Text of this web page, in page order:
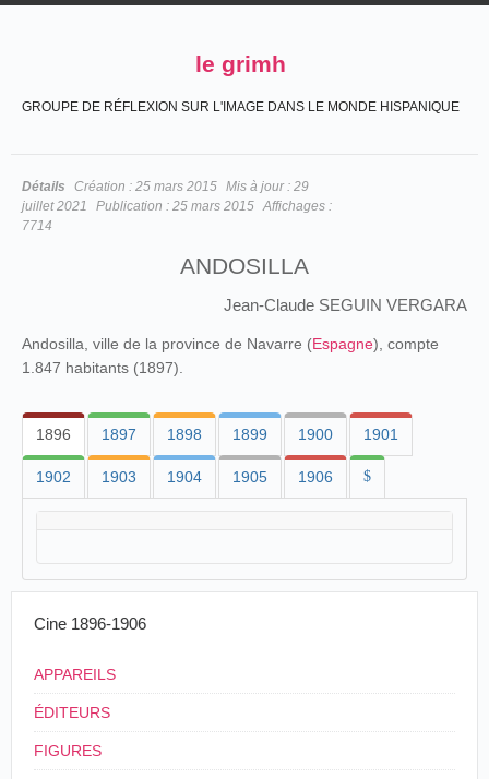
le grimh
GROUPE DE RÉFLEXION SUR L'IMAGE DANS LE MONDE HISPANIQUE
Détails Création : 25 mars 2015 Mis à jour : 29
juillet 2021
Publication : 25 mars 2015 Affichages :
7714
ANDOSILLA
Jean-Claude SEGUIN VERGARA
Andosilla, ville de la province de Navarre (Espagne), compte
1.847 habitants (1897).
1896 1897 1898 1899 1900 1901
1902 1903 1904 1905 1906 $
Cine 1896-1906
APPAREILS
ÉDITEURS
FIGURES